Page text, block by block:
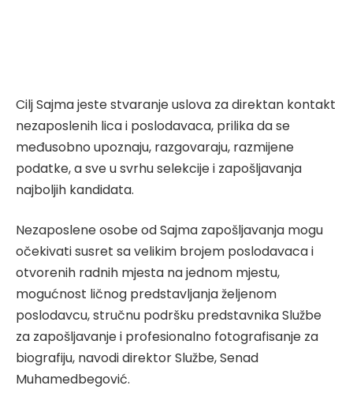
Cilj Sajma jeste stvaranje uslova za direktan kontakt
nezaposlenih lica i poslodavaca, prilika da se
međusobno upoznaju, razgovaraju, razmijene
podatke, a sve u svrhu selekcije i zapošljavanja
najboljih kandidata.
Nezaposlene osobe od Sajma zapošljavanja mogu
očekivati susret sa velikim brojem poslodavaca i
otvorenih radnih mjesta na jednom mjestu,
mogućnost ličnog predstavljanja željenom
poslodavcu, stručnu podršku predstavnika Službe
za zapošljavanje i profesionalno fotografisanje za
biografiju, navodi direktor Službe, Senad
Muhamedbegović.